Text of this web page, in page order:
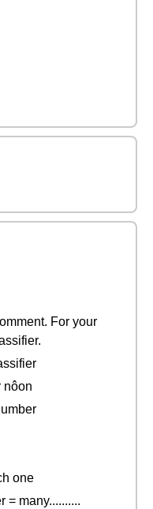
For your
nôon
one
= many..........